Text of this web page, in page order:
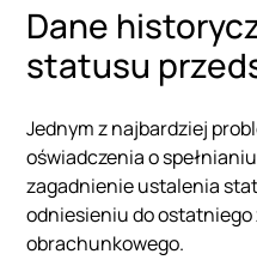
Dane
statusu
Jednym z najbardziej
oświadczenia o
zagadnienie ustalenia
odniesieniu do
obrachunkowego.